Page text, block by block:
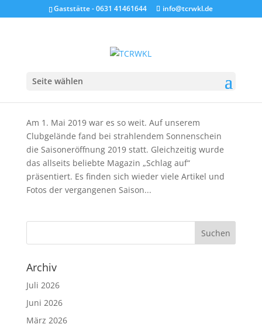
Gaststätte - 0631 41461644 info@tcrwkl.de
Seite wählen
Saisoneröffnung 2019
Am 1. Mai 2019 war es so weit. Auf unserem
Clubgelände fand bei strahlendem Sonnenschein
die Saisoneröffnung 2019 statt. Gleichzeitig wurde
das allseits beliebte Magazin „Schlag auf“
präsentiert. Es finden sich wieder viele Artikel und
Fotos der vergangenen Saison...
Archiv
Juli 2026
Juni 2026
März 2026